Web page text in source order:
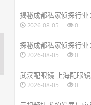
揭秘成都私家侦探行业
2026-08-05 0
探秘成都私家侦探行业
2026-08-05 0
武汉配眼镜 上海配眼镜
2026-08-05 0